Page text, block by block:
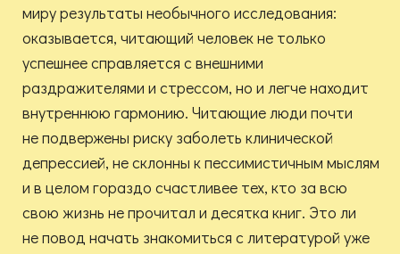
миру результаты необычного исследования:
оказывается, читающий человек не только
успешнее справляется с внешними
раздражителями и стрессом, но и легче находит
внутреннюю гармонию. Читающие люди почти
не подвержены риску заболеть клинической
депрессией, не склонны к пессимистичным мыслям
и в целом гораздо счастливее тех, кто за всю
свою жизнь не прочитал и десятка книг. Это ли
не повод начать знакомиться с литературой уже